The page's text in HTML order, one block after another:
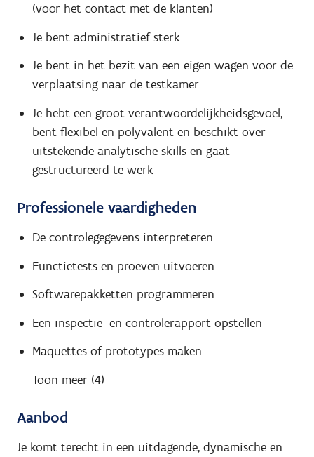
(voor het contact met de klanten)
Je bent administratief sterk
Je bent in het bezit van een eigen wagen voor de
verplaatsing naar de testkamer
Je hebt een groot verantwoordelijkheidsgevoel,
bent flexibel en polyvalent en beschikt over
uitstekende analytische skills en gaat
gestructureerd te werk
Professionele vaardigheden
De controlegegevens interpreteren
Functietests en proeven uitvoeren
Softwarepakketten programmeren
Een inspectie- en controlerapport opstellen
Maquettes of prototypes maken
Toon meer (4)
Aanbod
Je komt terecht in een uitdagende, dynamische en